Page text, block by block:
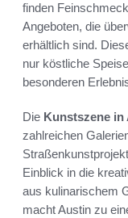
finden
Angeboten, die
erhältlich sind.
nur köstliche
besonderen
Die Kunstszene in
zahlreichen
Einblick in die
aus kulinarischem
macht Austin zu